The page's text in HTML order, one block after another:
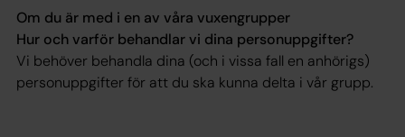
Om du är med i en av våra vuxengrupper
Hur och varför behandlar vi dina personuppgifter?
Vi behöver behandla dina (och i vissa fall en anhörigs)
personuppgifter för att du ska kunna delta i vår grupp.